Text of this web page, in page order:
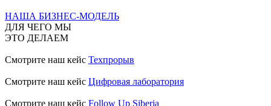
НАША БИЗНЕС-МОДЕЛЬ
ДЛЯ ЧЕГО МЫ
ЭТО ДЕЛАЕМ
Смотрите наш кейс Техпрорыв
Смотрите наш кейс Цифровая лаборатория
Смотрите наш кейс Follow Up Siberia